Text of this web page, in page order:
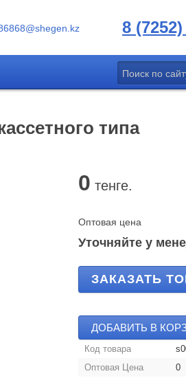
8
типа
0 тенге.
Оптовая цена
Уточняйте у
ЗАКАЗАТЬ
ДОБАВИТЬ В
Код товара
Оптовая Цена
0